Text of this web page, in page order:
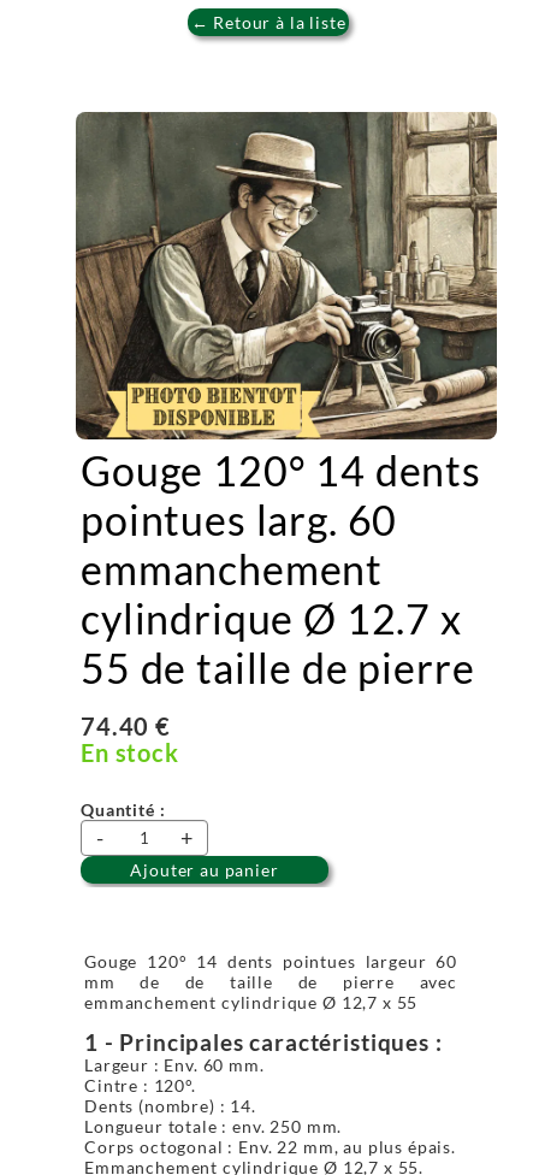
← Retour à la liste
Gouge 120° 14 dents
pointues larg. 60
emmanchement
cylindrique Ø 12.7 x
55 de taille de pierre
74.40 €
En stock
Quantité :
- +
Ajouter au panier
Gouge 120° 14 dents pointues largeur 60
mm de de taille de pierre avec
emmanchement cylindrique Ø 12,7 x 55
1 - Principales caractéristiques :
Largeur : Env. 60 mm.
Cintre : 120°.
Dents (nombre) : 14.
Longueur totale : env. 250 mm.
Corps octogonal : Env. 22 mm, au plus épais.
Emmanchement cylindrique Ø 12,7 x 55.